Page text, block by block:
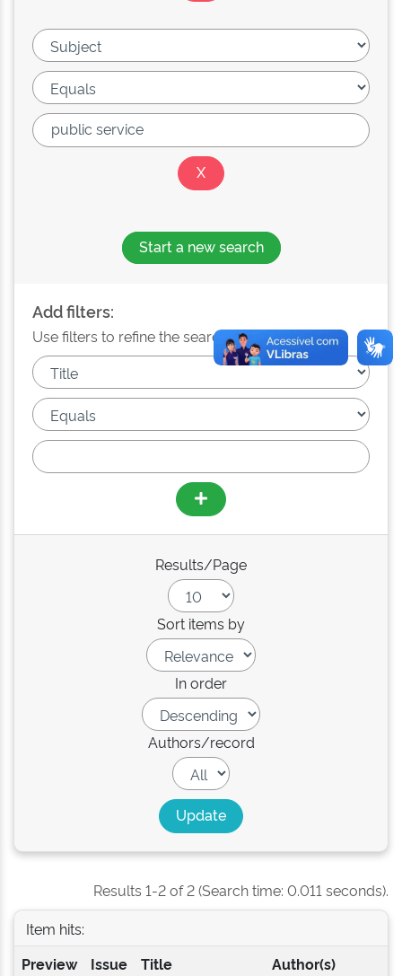
Start a new search
Add filters:
Use filters to refine the search results.
Results/Page
Sort items by
In order
Authors/record
Results 1-2 of 2 (Search time: 0.011 seconds).
Item hits:
Preview
Issue
Title Author(s)